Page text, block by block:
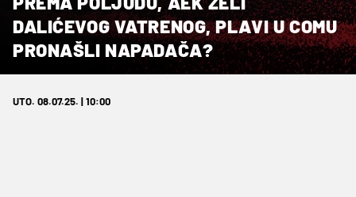
DALIĆEVOG VATRENOG, PLAVI U COMU
PRONAŠLI NAPADAČA?
UTO. 08.07.25. | 10:00